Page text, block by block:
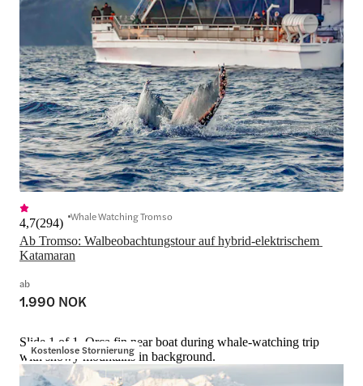
Ab Tromso: Walbeobachtungstour auf hybrid-elektrischem
Katamaran
4,7(294) Whale Watching Tromso
ab
1.990 NOK
Kostenlose Stornierung
Slide 1 of 1, Orca fin near boat during whale-watching trip
with snowy mountains in background.